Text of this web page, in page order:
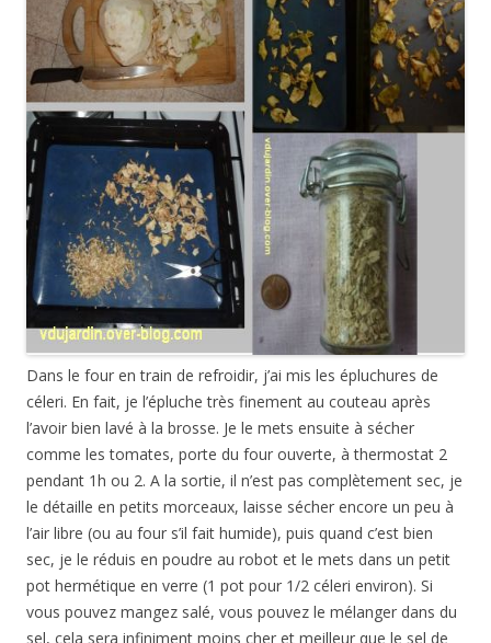
Dans le four en train de refroidir, j’ai mis les épluchures de
céleri. En fait, je l’épluche très finement au couteau après
l’avoir bien lavé à la brosse. Je le mets ensuite à sécher
comme les tomates, porte du four ouverte, à thermostat 2
pendant 1h ou 2. A la sortie, il n’est pas complètement sec, je
le détaille en petits morceaux, laisse sécher encore un peu à
l’air libre (ou au four s’il fait humide), puis quand c’est bien
sec, je le réduis en poudre au robot et le mets dans un petit
pot hermétique en verre (1 pot pour 1/2 céleri environ). Si
vous pouvez mangez salé, vous pouvez le mélanger dans du
sel, cela sera infiniment moins cher et meilleur que le sel de